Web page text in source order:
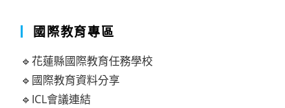
國際教育專區
🔹花蓮縣國際教育任務學校
🔹國際教育資料分享
🔹ICL會議連結